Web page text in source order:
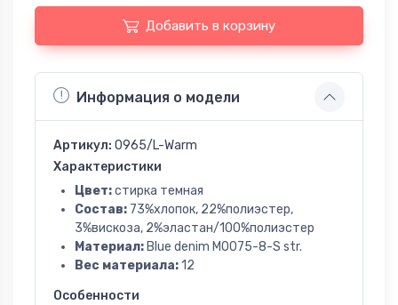
Добавить в корзину
Информация о модели
Артикул: 0965/L-Warm
Характеристики
Цвет:стирка темная
Состав: 73%хлопок, 22%полиэстер,
3%вискоза, 2%эластан/100%полиэстер
Материал: Blue denim M0075-8-S str.
Вес материала:12
Особенности